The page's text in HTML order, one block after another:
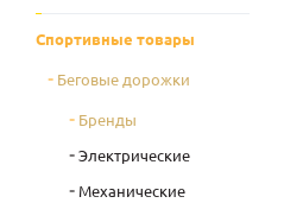
Спортивные товары
Беговые дорожки
Бренды
Электрические
Механические